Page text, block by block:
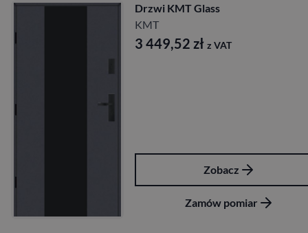
Drzwi KMT Glass
KMT
3 449,52 zł z VAT
Zobacz
Zamów pomiar